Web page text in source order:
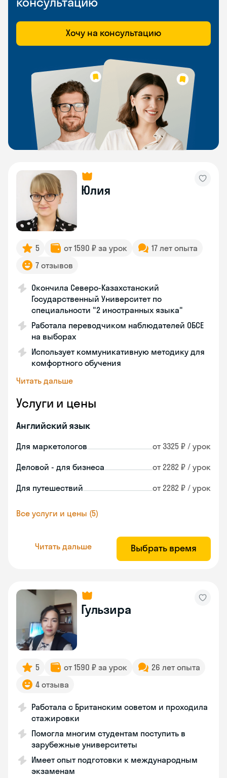
Хочу на консультацию
Юлия
5 от 1590 ₽ за урок
17 лет опыта
7 отзывов
Окончила Северо-Казахстанский
Государственный Университет по
специальности "2 иностранных языка"
Работала переводчиком наблюдателей ОБСЕ
на выборах
Использует коммуникативную методику для
комфортного обучения
Читать дальше
Услуги и цены
Английский язык
Для маркетологов от 3325 ₽ / урок
Деловой - для бизнеса от 2282 ₽ / урок
Для путешествий от 2282 ₽ / урок
Все услуги и цены (5)
Читать дальше Выбрать время
Гульзира
5 от 1590 ₽ за урок
26 лет опыта
4 отзыва
Работала с Британским советом и проходила
стажировки
Помогла многим студентам поступить в
зарубежные университеты
Имеет опыт подготовки к международным
экзаменам